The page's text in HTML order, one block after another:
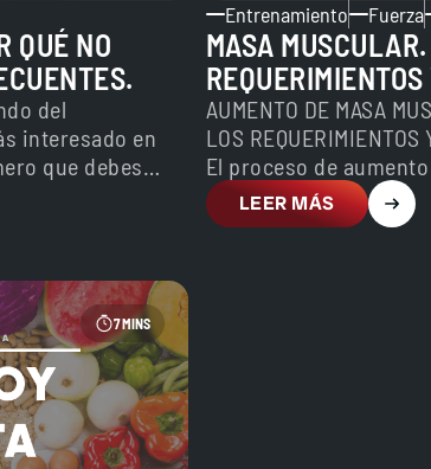
QUÉ NO
del
interesado en
que debes
Entrenamiento Fuerza
MASA
NECESARIO
AUMENTO DE MASA
LOS
El proceso de
costoso, como
LEER MÁS
7 MINS